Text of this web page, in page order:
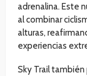
adrenalina. Este
al combinar
alturas,
experiencias
Sky Trail